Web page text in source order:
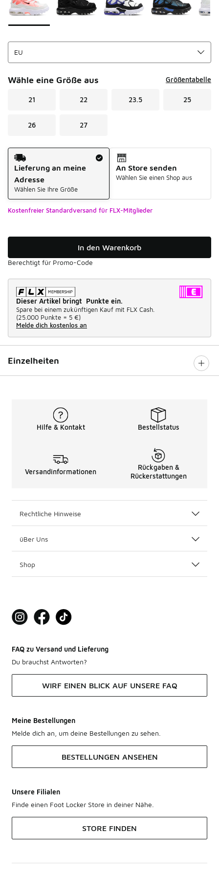
Wähle eine Größe aus Größentabelle
21 22 23.5 25
26 27
Versandart
Lieferung an meine
Adresse
Wählen Sie Ihre Größe
An Store senden
Wählen Sie einen Shop aus
Kostenfreier Standardversand für FLX-Mitglieder
In den Warenkorb
Berechtigt für Promo-Code
Dieser Artikel bringt Punkte ein.
Spare bei einem zukünftigen Kauf mit FLX Cash.
(25.000 Punkte = 5 €)
Melde dich kostenlos an
Einzelheiten
Hilfe & Kontakt Bestellstatus
Versandinformationen
Rückgaben &
Rückerstattungen
Rechtliche Hinweise
üBer Uns
Shop
FAQ zu Versand und Lieferung
Du brauchst Antworten?
WIRF EINEN BLICK AUF UNSERE FAQ
Meine Bestellungen
Melde dich an, um deine Bestellungen zu sehen.
BESTELLUNGEN ANSEHEN
Unsere Filialen
Finde einen Foot Locker Store in deiner Nähe.
STORE FINDEN